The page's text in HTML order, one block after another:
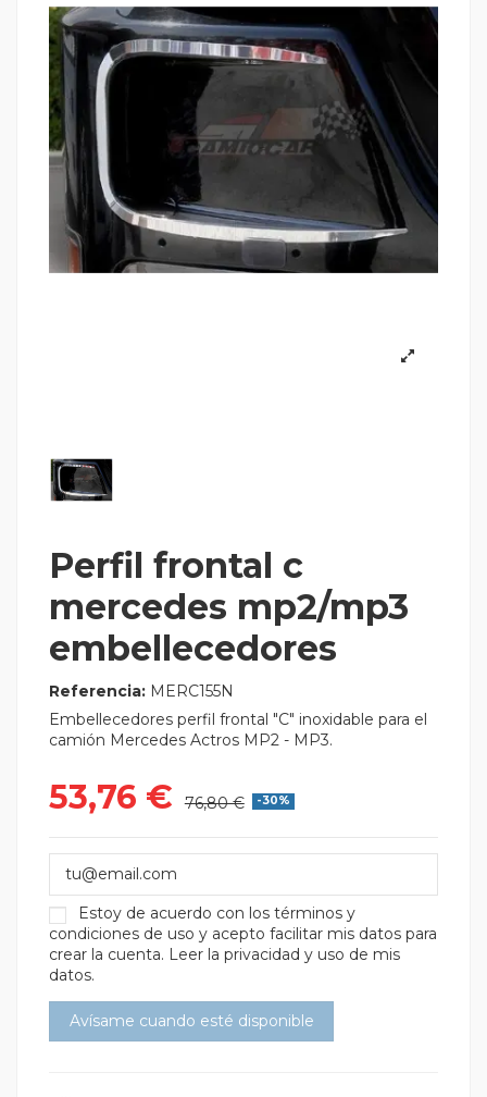
Perfil frontal c
mercedes mp2/mp3
embellecedores
Referencia: MERC155N
Embellecedores perfil frontal "C" inoxidable para el
camión Mercedes Actros MP2 - MP3.
53,76 € 76,80 € -30%
Estoy de acuerdo con los términos y
condiciones de uso y acepto facilitar mis datos para
crear la cuenta. Leer la privacidad y uso de mis
datos.